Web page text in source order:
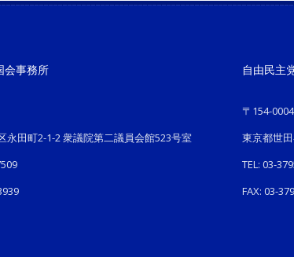
会事務所
永田町2-1-2 衆議院第二議員会館523号室
自由民主
〒154-0004
東京都世
TEL: 03-
FAX: 03-